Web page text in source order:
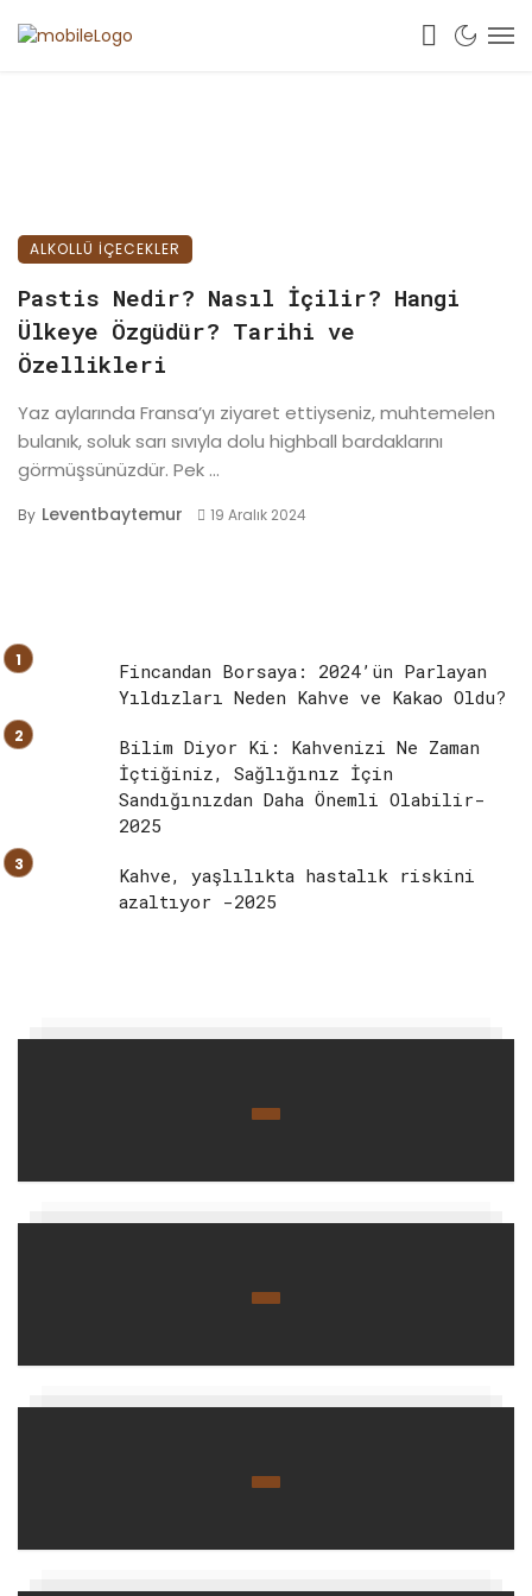
ALKOLLÜ IÇECEKLER
Pastis Nedir? Nasıl İçilir? Hangi
Ülkeye Özgüdür? Tarihi ve
Özellikleri
Yaz aylarında Fransa’yı ziyaret ettiyseniz, muhtemelen
bulanık, soluk sarı sıvıyla dolu highball bardaklarını
görmüşsünüzdür. Pek ...
By Leventbaytemur 19 Aralık 2024
Fincandan Borsaya: 2024’ün Parlayan
Yıldızları Neden Kahve ve Kakao Oldu?
Bilim Diyor Ki: Kahvenizi Ne Zaman
İçtiğiniz, Sağlığınız İçin
Sandığınızdan Daha Önemli Olabilir-
2025
Kahve, yaşlılıkta hastalık riskini
azaltıyor -2025